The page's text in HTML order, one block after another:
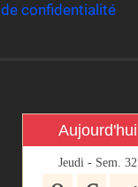
confidentialité
Aujourd'hui
Jeudi - Sem. 32